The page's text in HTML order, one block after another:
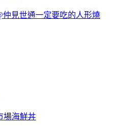
見世通一定要吃的人形燒
場海鮮丼